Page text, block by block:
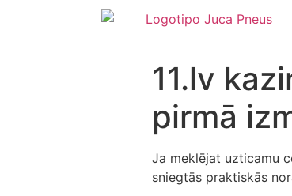
11.lv
pirmā
Ja meklējat uzticamu
sniegtās praktiskās